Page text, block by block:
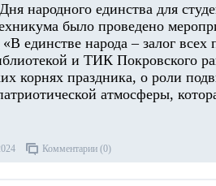
народного единства для
было проведено
единстве народа – залог всех
и ТИК Покровского
корнях праздника, о роли
атмосферы,
Комментарии (0)